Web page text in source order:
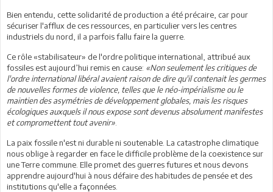
Bien entendu, cette solidarité de production a été précaire, car pour
sécuriser l'afflux de ces ressources, en particulier vers les centres
industriels du nord, il a parfois fallu faire la guerre.
Ce rôle «stabilisateur» de l'ordre politique international, attribué aux
fossiles est aujourd’hui remis en cause: «Non seulement les critiques de
l'ordre international libéral avaient raison de dire qu'il contenait les germes
de nouvelles formes de violence, telles que le néo-impérialisme ou le
maintien des asymétries de développement globales, mais les risques
écologiques auxquels il nous expose sont devenus absolument manifestes
et compromettent tout avenir»
La paix fossile n'est ni durable ni soutenable. La catastrophe climatique
nous oblige à regarder en face le difficile problème de la coexistence sur
une Terre commune. Elle promet des guerres futures et nous devons
apprendre aujourd'hui à nous défaire des habitudes de pensée et des
institutions qu'elle a façonnées.